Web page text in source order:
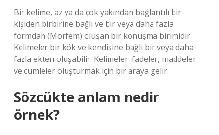
Bir kelime, az ya da çok yakından bağlantılı bir
kişiden birbirine bağlı ve bir veya daha fazla
formdan (Morfem) oluşan bir konuşma birimidir.
Kelimeler bir kök ve kendisine bağlı bir veya daha
fazla ekten oluşabilir. Kelimeler ifadeler, maddeler
ve cümleler oluşturmak için bir araya gelir.
Sözcükte anlam nedir
örnek?